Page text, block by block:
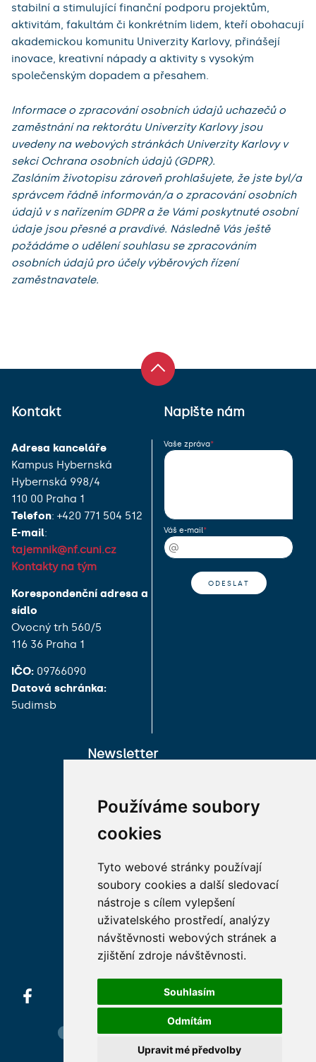
Používáme soubory
cookies
Tyto webové stránky používají
soubory cookies a další sledovací
nástroje s cílem vylepšení
uživatelského prostředí, analýzy
návštěvnosti webových stránek a
zjištění zdroje návštěvnosti.
Souhlasím
Odmítám
Upravit mé předvolby
stabilní a stimulující finanční podporu projektům,
aktivitám, fakultám či konkrétním lidem, kteří obohacují
akademickou komunitu Univerzity Karlovy, přinášejí
inovace, kreativní nápady a aktivity s vysokým
společenským dopadem a přesahem.
Informace o zpracování osobních údajů uchazečů o
zaměstnání na rektorátu Univerzity Karlovy jsou
uvedeny na webových stránkách Univerzity Karlovy v
sekci Ochrana osobních údajů (GDPR).
Zasláním životopisu zároveň prohlašujete, že jste byl/a
správcem řádně informován/a o zpracování osobních
údajů v s nařízením GDPR a že Vámi poskytnuté osobní
údaje jsou přesné a pravdivé. Následně Vás ještě
požádáme o udělení souhlasu se zpracováním
osobních údajů pro účely výběrových řízení
zaměstnavatele.
Kontakt
Adresa kanceláře
Kampus Hybernská
Hybernská 998/4
110 00 Praha 1
Telefon: +420 771 504 512
E-mail:
tajemnik@nf.cuni.cz
Kontakty na tým
Korespondenční adresa a
sídlo
Ovocný trh 560/5
116 36 Praha 1
IČO: 09766090
Datová schránka:
5udimsb
Napište nám
Vaše zpráva
Váš e-mail
Newsletter
newsletteru:
Přihlášením k odběru uděluji
souhlas Nadačnímu fondu
Univerzity Karlovy, aby zpracovával
moje osobní údaje (e-mailovou
adresu).
Hledání osob Nastavení cookie Mapa webu